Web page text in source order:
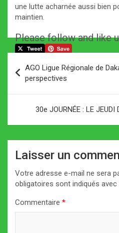
une lutte acharnée aussi bien
maintien.
Please follow and like
de
l’article
AGO Ligue Régionale de
perspectives
30e JOURNÉE : LE JEUDI
Laisser un
Votre adresse e-mail ne sera
obligatoires sont indiqués avec
Commentaire *